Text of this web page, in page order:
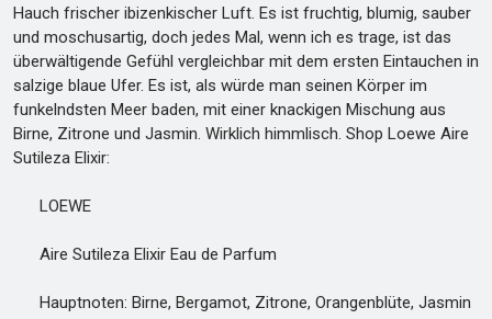
Hauch frischer ibizenkischer Luft. Es ist fruchtig, blumig, sauber
und moschusartig, doch jedes Mal, wenn ich es trage, ist das
überwältigende Gefühl vergleichbar mit dem ersten Eintauchen in
salzige blaue Ufer. Es ist, als würde man seinen Körper im
funkelndsten Meer baden, mit einer knackigen Mischung aus
Birne, Zitrone und Jasmin. Wirklich himmlisch. Shop Loewe Aire
Sutileza Elixir:
LOEWE
Aire Sutileza Elixir Eau de Parfum
Hauptnoten: Birne, Bergamot, Zitrone, Orangenblüte, Jasmin